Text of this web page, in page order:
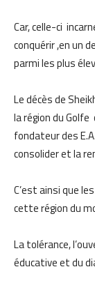
Car, celle-ci
conquérir ,en un
parmi les plus
Le décès de
la région du Golfe
fondateur des
consolider et la
C’est ainsi que
cette région du
La tolérance,
éducative et du